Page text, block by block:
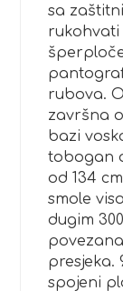
sa
rukohvati
rubova.
završna
bazi
tobogan
od 134
smole
dugim
presjeka.
spojeni